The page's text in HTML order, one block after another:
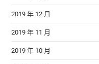
2019 年 12 月
2019 年 11 月
2019 年 10 月